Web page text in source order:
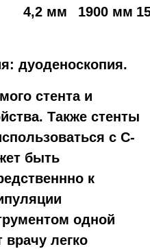
4,2 мм 1900 мм
дуоденоскопия.
стента и
Также стенты
с С-
быть
к
одной
врачу легко